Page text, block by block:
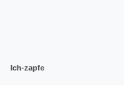
Ich-zapfe